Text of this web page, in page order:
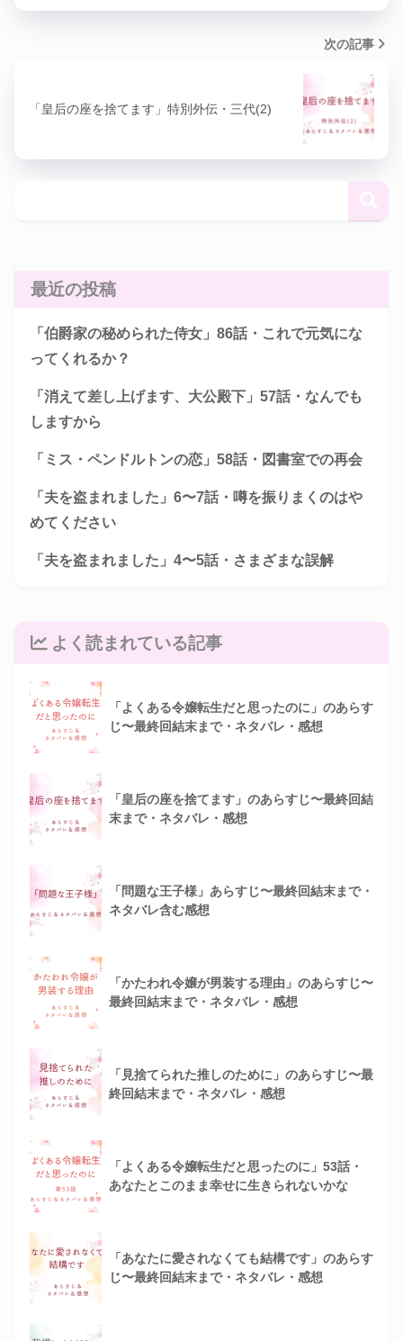
次の記事
「皇后の座を捨てます」特別外伝・三代(2)
最近の投稿
「伯爵家の秘められた侍女」86話・これで元気にな
ってくれるか？
「消えて差し上げます、大公殿下」57話・なんでも
しますから
「ミス・ペンドルトンの恋」58話・図書室での再会
「夫を盗まれました」6〜7話・噂を振りまくのはや
めてください
「夫を盗まれました」4〜5話・さまざまな誤解
よく読まれている記事
「よくある令嬢転生だと思ったのに」のあらす
じ〜最終回結末まで・ネタバレ・感想
「皇后の座を捨てます」のあらすじ〜最終回結
末まで・ネタバレ・感想
「問題な王子様」あらすじ〜最終回結末まで・
ネタバレ含む感想
「かたわれ令嬢が男装する理由」のあらすじ〜
最終回結末まで・ネタバレ・感想
「見捨てられた推しのために」のあらすじ〜最
終回結末まで・ネタバレ・感想
「よくある令嬢転生だと思ったのに」53話・
あなたとこのまま幸せに生きられないかな
「あなたに愛されなくても結構です」のあらす
じ〜最終回結末まで・ネタバレ・感想